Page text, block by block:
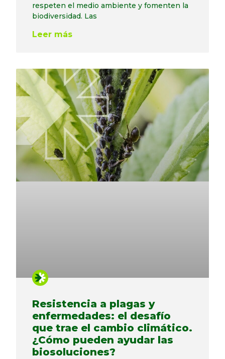
respeten el medio ambiente y fomenten la
biodiversidad. Las
Leer más
Resistencia a plagas y
enfermedades: el desafío
que trae el cambio climático.
¿Cómo pueden ayudar las
biosoluciones?